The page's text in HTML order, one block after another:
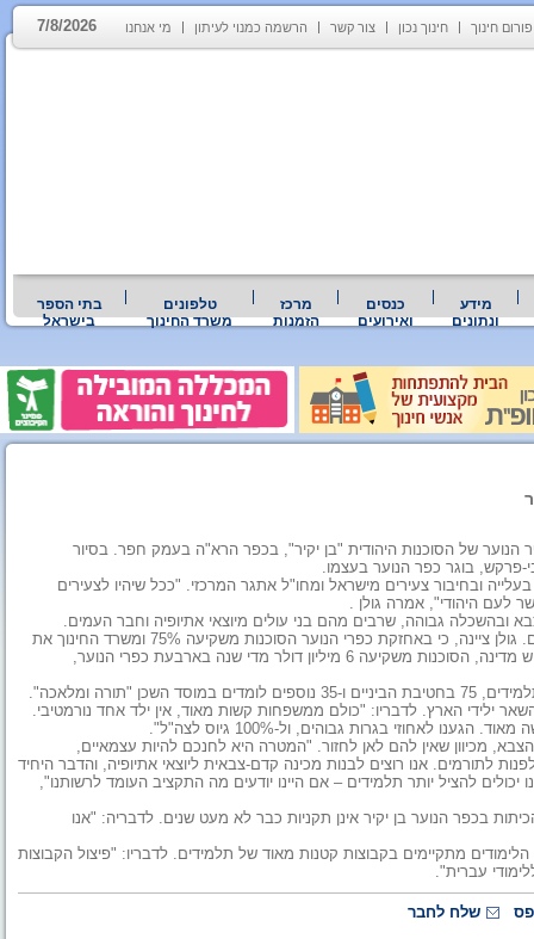
פורום חינוך חינוך נכון צור קשר הרשמה כמנוי לעיתון מי אנחנו 7/8/2026
מידע
ונתונים
כנסים
ואירועים
מרכז
הזמנות
טלפונים
משרד החינוך
בתי הספר
בישראל
של הסוכנות היהודית "בן יקיר", בכפר הרא"ה בעמק חפר. בסיור
פרקש, בוגר כפר הנוער בעצמו.
ובחיבור צעירים מישראל ומחו"ל אתגר המרכזי. "ככל שיהיו לצעירים
לעם היהודי", אמרה גולן .
ובהשכלה גבוהה, שרבים מהם בני עולים מיוצאי אתיופיה וחבר העמים.
לדבריה, כפרי הנוער מהווים בית שני ולעיתים אף ראשון עבור החניכים. גולן ציינה, כי באחזקת כפרי הנוער הסוכנות משקיעה 75% ומשרד החינוך את
השאר. ל"מרות שהסוכנות היהודית ניזונה לגמרי מתרומות, ולמרות שיש מדינה, הסוכנות משקיעה 6 מיליון דולר מדי שנה בארבעת כפרי הנוער,
אתיופיה - 58% הם ילידי אתיופיה והשאר ילידי הארץ. לדבריו: "כולם ממשפחות קשות מאוד, אין ילד אחד נורמטיבי.
לאחוזי בגרות גבוהים, ול-100% גיוס לצה"ל".
מכיוון שאין להם לאן לחזור. "המטרה היא לחנכם להיות עצמאיים,
לתורמים. אנו רוצים לבנות מכינה קדם-צבאית ליוצאי אתיופיה, והדבר היחיד
להציל יותר תלמידים – אם היינו יודעים מה התקציב העומד לרשותנו",
בכפר הנוער בן יקיר אינן תקניות כבר לא מעט שנים. לדבריה: "אנו
מתקיימים בקבוצות קטנות מאוד של תלמידים. לדבריו: "פיצול הקבוצות
עברית".
שלח לחבר